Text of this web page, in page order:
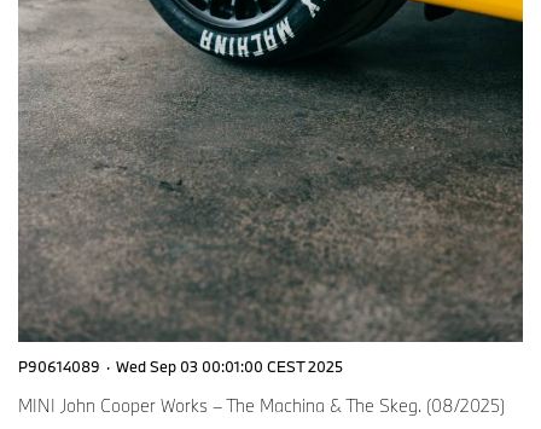
P90614089 · Wed Sep 03 00:01:00 CEST 2025
MINI John Cooper Works – The Machina & The Skeg. (08/2025)